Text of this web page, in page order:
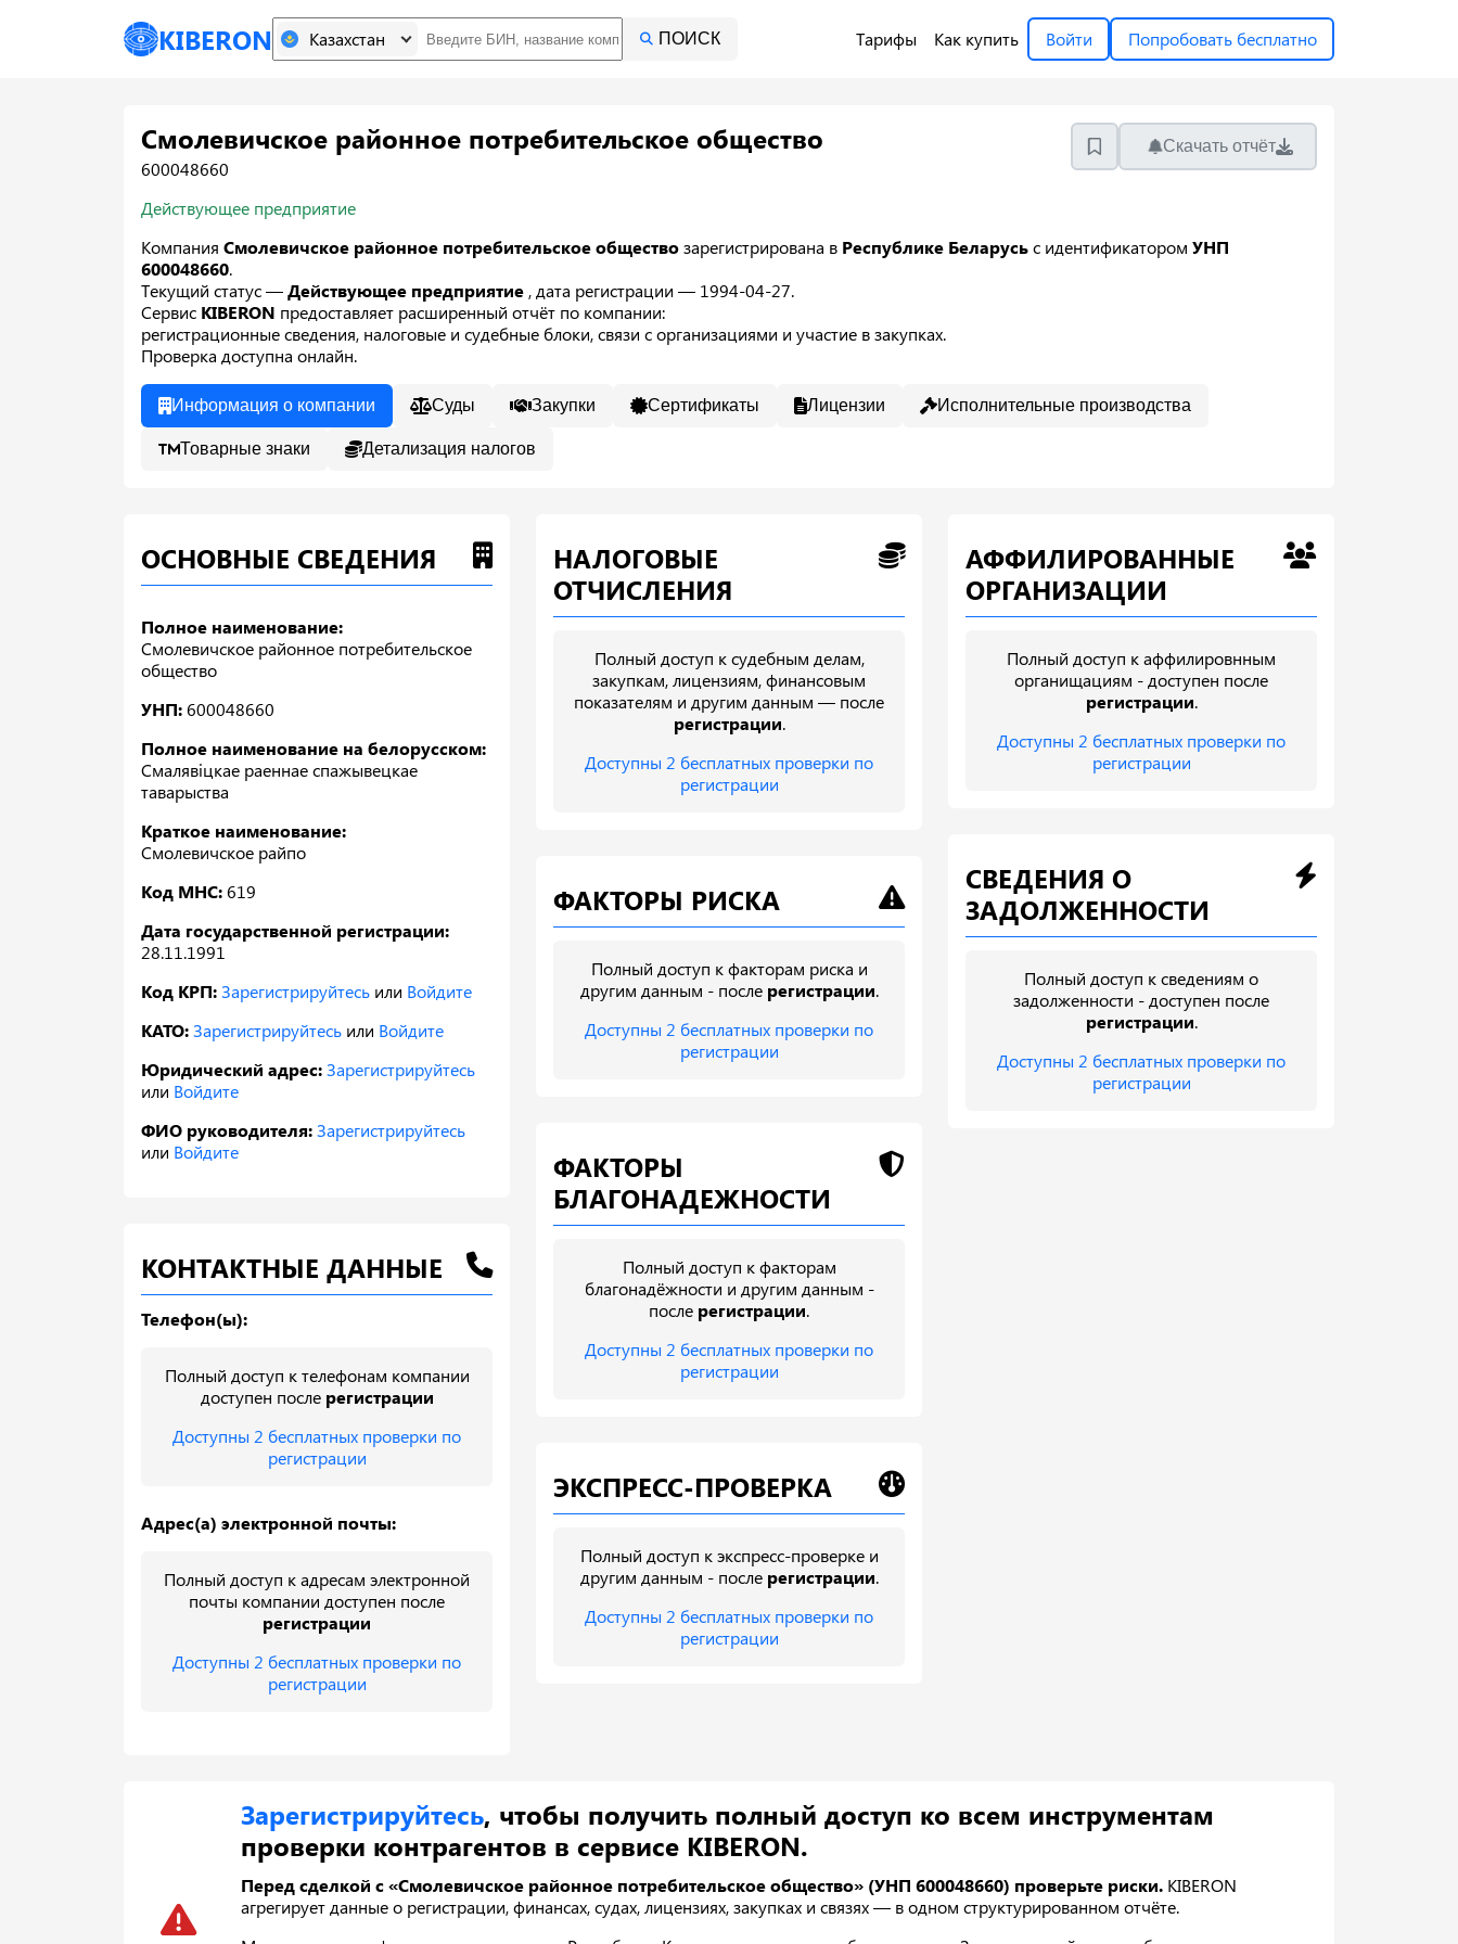
KIBERON Казахстан ПОИСК Тарифы Как купить Войти Попробовать бесплатно
Смолевичское районное потребительское общество
600048660
Скачать отчёт
Действующее предприятие
Компания Смолевичское районное потребительское обществозарегистрирована в Республике Беларусьс идентификатором УНП
600048660.
Текущий статус —Действующее предприятие , дата регистрации — 1994-04-27.
Сервис KIBERON предоставляет расширенный отчёт по компании:
регистрационные сведения, налоговые и судебные блоки, связи с организациями и участие в закупках.
Проверка доступна онлайн.
Информация о компании Суды Закупки Сертификаты Лицензии Исполнительные производства
Товарные знаки Детализация налогов
ОСНОВНЫЕ СВЕДЕНИЯ
Полное наименование:
Смолевичское районное потребительское
общество
УНП:600048660
Полное наименование на белорусском:
Смалявiцкае раеннае спажывецкае
таварыства
Краткое наименование:
Смолевичское райпо
Код МНС:619
Дата государственной регистрации:
28.11.1991
Код КРП:Зарегистрируйтесь или Войдите
КАТО:Зарегистрируйтесь или Войдите
Юридический адрес:Зарегистрируйтесь
или Войдите
ФИО руководителя:Зарегистрируйтесь
или Войдите
КОНТАКТНЫЕ ДАННЫЕ
Телефон(ы):
Полный доступ к телефонам компании
доступен после регистрации
Доступны 2 бесплатных проверки по
регистрации
Адрес(а) электронной почты:
Полный доступ к адресам электронной
почты компании доступен после
регистрации
Доступны 2 бесплатных проверки по
регистрации
НАЛОГОВЫЕ
ОТЧИСЛЕНИЯ
Полный доступ к судебным делам,
закупкам, лицензиям, финансовым
показателям и другим данным — после
регистрации.
Доступны 2 бесплатных проверки по
регистрации
ФАКТОРЫ РИСКА
Полный доступ к факторам риска и
другим данным - после регистрации.
Доступны 2 бесплатных проверки по
регистрации
ФАКТОРЫ
БЛАГОНАДЕЖНОСТИ
Полный доступ к факторам
благонадёжности и другим данным -
после регистрации.
Доступны 2 бесплатных проверки по
регистрации
ЭКСПРЕСС-ПРОВЕРКА
Полный доступ к экспресс-проверке и
другим данным - после регистрации.
Доступны 2 бесплатных проверки по
регистрации
АФФИЛИРОВАННЫЕ
ОРГАНИЗАЦИИ
Полный доступ к аффилировнным
органищациям - доступен после
регистрации.
Доступны 2 бесплатных проверки по
регистрации
СВЕДЕНИЯ О
ЗАДОЛЖЕННОСТИ
Полный доступ к сведениям о
задолженности - доступен после
регистрации.
Доступны 2 бесплатных проверки по
регистрации
Зарегистрируйтесь, чтобы получить полный доступ ко всем инструментам
проверки контрагентов в сервисе KIBERON.
Перед сделкой с «Смолевичское районное потребительское общество» (УНП 600048660) проверьте риски. KIBERON
агрегирует данные о регистрации, финансах, судах, лицензиях, закупках и связях — в одном структурированном отчёте.